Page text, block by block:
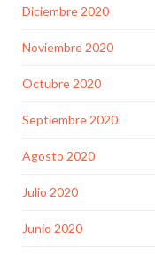
Diciembre 2020
Noviembre 2020
Octubre 2020
Septiembre 2020
Agosto 2020
Julio 2020
Junio 2020